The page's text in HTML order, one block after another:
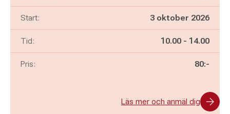
Start: 3 oktober 2026
Tid: Pågår mellan
10.00 - och
14.00
Pris: 80:-
Läs mer och anmäl dig